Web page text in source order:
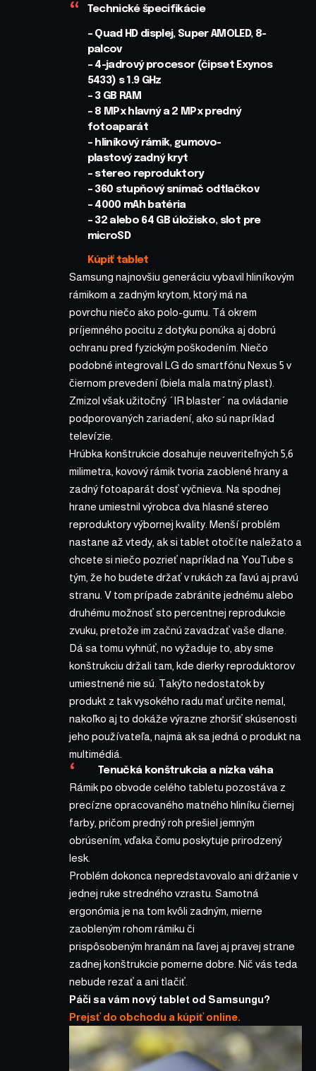
Technické špecifikácie
– Quad HD displej, Super AMOLED, 8-
palcov
– 4-jadrový procesor (čipset Exynos
5433) s 1.9 GHz
– 3 GB RAM
– 8 MPx hlavný a 2 MPx predný
fotoaparát
– hliníkový rámik, gumovo-
plastový zadný kryt
– stereo reproduktory
– 360 stupňový snímač odtlačkov
– 4000 mAh batéria
– 32 alebo 64 GB úložisko, slot pre
microSD
Kúpiť tablet
Samsung najnovšiu generáciu vybavil hliníkovým
rámikom a zadným krytom, ktorý má na
povrchu niečo ako polo-gumu. Tá okrem
príjemného pocitu z dotyku ponúka aj dobrú
ochranu pred fyzickým poškodením. Niečo
podobné integroval LG do smartfónu Nexus 5 v
čiernom prevedení (biela mala matný plast).
Zmizol však užitočný ´IR blaster´ na ovládanie
podporovaných zariadení, ako sú napríklad
televízie.
Hrúbka konštrukcie dosahuje neuveriteľných 5,6
milimetra, kovový rámik tvoria zaoblené hrany a
zadný fotoaparát dosť vyčnieva. Na spodnej
hrane umiestnil výrobca dva hlasné stereo
reproduktory výbornej kvality. Menší problém
nastane až vtedy, ak si tablet otočíte naležato a
chcete si niečo pozrieť napríklad na YouTube s
tým, že ho budete držať v rukách za ľavú aj pravú
stranu. V tom prípade zabránite jednému alebo
druhému možnosť sto percentnej reprodukcie
zvuku, pretože im začnú zavadzať vaše dlane.
Dá sa tomu vyhnúť, no vyžaduje to, aby sme
konštrukciu držali tam, kde dierky reproduktorov
umiestnené nie sú. Takýto nedostatok by
produkt z tak vysokého radu mať určite nemal,
nakoľko aj to dokáže výrazne zhoršiť skúsenosti
jeho používateľa, najmä ak sa jedná o produkt na
multimédiá.
Tenučká konštrukcia a nízka váha
Rámik po obvode celého tabletu pozostáva z
precízne opracovaného matného hliníku čiernej
farby, pričom predný roh prešiel jemným
obrúsením, vďaka čomu poskytuje prirodzený
lesk.
Problém dokonca nepredstavovalo ani držanie v
jednej ruke stredného vzrastu. Samotná
ergonómia je na tom kvôli zadným, mierne
zaobleným rohom rámiku či
prispôsobeným hranám na ľavej aj pravej strane
zadnej konštrukcie pomerne dobre. Nič vás teda
nebude rezať a ani tlačiť.
Páči sa vám nový tablet od Samsungu?
Prejsť do obchodu a kúpiť online.